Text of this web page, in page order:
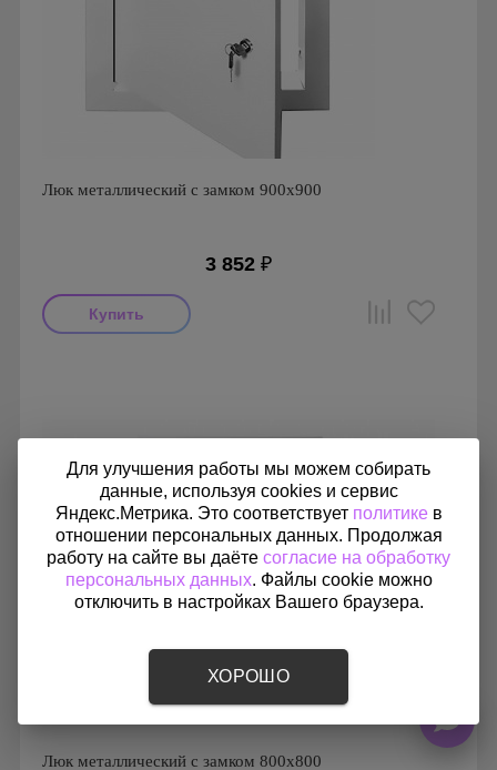
Люк металлический с замком 900х900
3 852 ₽
Люк металлический с замком 800х800
Для улучшения работы мы можем собирать
данные, используя cookies и сервис
Яндекс.Метрика. Это соответствует политикев
отношении персональных данных. Продолжая
работу на сайте вы даёте согласие на обработку
персональных данных. Файлы cookie можно
отключить в настройках Вашего браузера.
ХОРОШО